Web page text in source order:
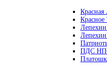
Красная
ПДС